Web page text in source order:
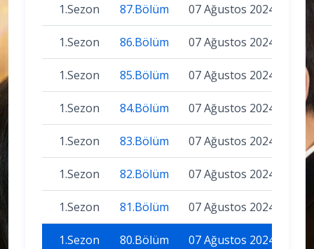
1.Sezon 87.Bölüm 07 Ağustos 2024
1.Sezon 86.Bölüm 07 Ağustos 2024
1.Sezon 85.Bölüm 07 Ağustos 2024
1.Sezon 84.Bölüm 07 Ağustos 2024
1.Sezon 83.Bölüm 07 Ağustos 2024
1.Sezon 82.Bölüm 07 Ağustos 2024
1.Sezon 81.Bölüm 07 Ağustos 2024
1.Sezon 80.Bölüm 07 Ağustos 2024